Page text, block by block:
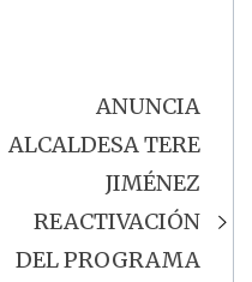
ANUNCIA
ALCALDESA TERE
JIMÉNEZ
REACTIVACIÓN
DEL PROGRAMA